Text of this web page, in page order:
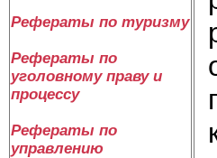
Рефераты по туризму
Рефераты по
уголовному праву и
процессу
Рефераты по
управлению